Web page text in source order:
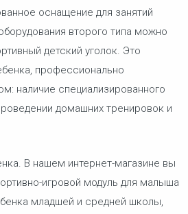
оснащение для занятий
второго типа можно
детский уголок. Это
профессионально
наличие специализированного
домашних тренировок и
В нашем интернет-магазине вы
игровой модуль для малыша
младшей и средней школы,